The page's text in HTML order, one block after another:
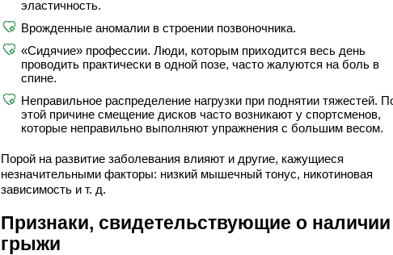
эластичность.
Врожденные аномалии в строении позвоночника.
«Сидячие» профессии. Люди, которым приходится весь день
проводить практически в одной позе, часто жалуются на боль в
спине.
Неправильное распределение нагрузки при поднятии тяжестей.
этой причине смещение дисков часто возникают у спортсменов,
которые неправильно выполняют упражнения с большим весом.
Порой на развитие заболевания влияют и другие, кажущиеся
незначительными факторы: низкий мышечный тонус, никотиновая
зависимость и т. д.
Признаки, свидетельствующие о наличии
грыжи